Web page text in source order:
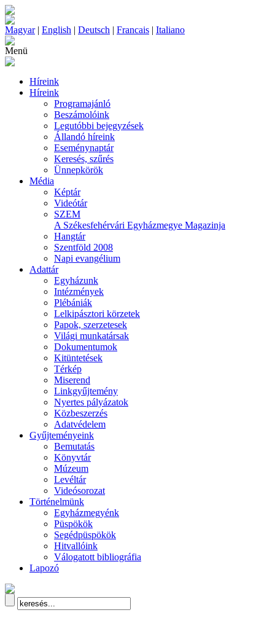
Magyar| English | Deutsch | Francais | Italiano
Menü
Híreink
Híreink
Programajánló
Beszámolóink
Legutóbbi bejegyzések
Állandó híreink
Eseménynaptár
Keresés, szűrés
Ünnepkörök
Média
Képtár
Videótár
SZEM
A Székesfehérvári Egyházmegye Magazinja
Hangtár
Szentföld 2008
Napi evangélium
Adattár
Egyházunk
Intézmények
Plébániák
Lelkipásztori körzetek
Papok, szerzetesek
Világi munkatársak
Dokumentumok
Kitüntetések
Térkép
Miserend
Linkgyűjtemény
Nyertes pályázatok
Közbeszerzés
Adatvédelem
Gyűjteményeink
Bemutatás
Könyvtár
Múzeum
Levéltár
Videósorozat
Történelmünk
Egyházmegyénk
Püspökök
Segédpüspökök
Hitvallóink
Válogatott bibliográfia
Lapozó